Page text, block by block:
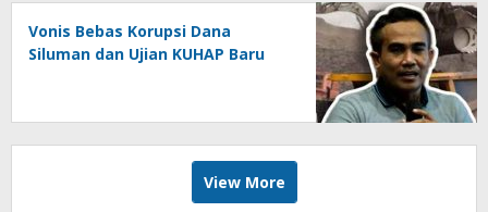
Vonis Bebas Korupsi Dana
Siluman dan Ujian KUHAP Baru
View More